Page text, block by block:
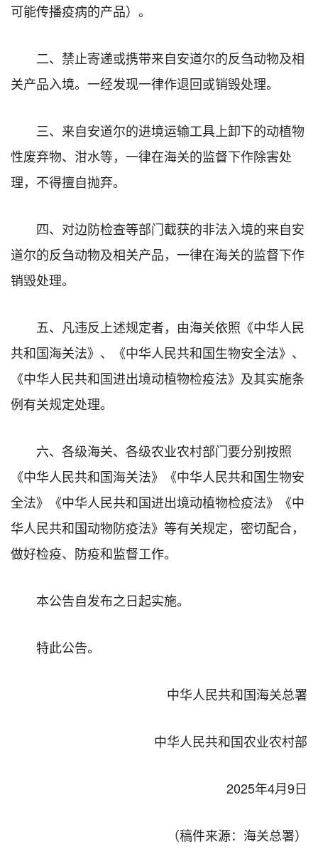
可能传播疫病的产品）。
二、禁止寄递或携带来自安道尔的反刍动物及相
关产品入境。一经发现一律作退回或销毁处理。
三、来自安道尔的进境运输工具上卸下的动植物
性废弃物、泔水等，一律在海关的监督下作除害处
理，不得擅自抛弃。
四、对边防检查等部门截获的非法入境的来自安
道尔的反刍动物及相关产品，一律在海关的监督下作
销毁处理。
五、凡违反上述规定者，由海关依照《中华人民
共和国海关法》、《中华人民共和国生物安全法》、
《中华人民共和国进出境动植物检疫法》及其实施条
例有关规定处理。
六、各级海关、各级农业农村部门要分别按照
《中华人民共和国海关法》《中华人民共和国生物安
全法》《中华人民共和国进出境动植物检疫法》《中
华人民共和国动物防疫法》等有关规定，密切配合，
做好检疫、防疫和监督工作。
本公告自发布之日起实施。
特此公告。
中华人民共和国海关总署
中华人民共和国农业农村部
2025年4月9日
（稿件来源：海关总署）